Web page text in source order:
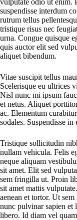
vulputate odio ut enim.
suspendisse interdum
rutrum tellus
tristique risus nec
urna. Congue quisque
quis auctor elit sed
aliquet bibendum.
Vitae suscipit tellus
Scelerisque eu ultrices
Nisl nunc mi ipsum
et netus. Aliquet
ac. Elementum
sodales. Suspendisse in
Tristique sollicitudin
nullam vehicula. Felis
neque aliquam
sit amet. Elit sed
sem fringilla ut. Proin
sit amet mattis
aenean et tortor. Ut
nunc pulvinar sapien et
libero. Id diam vel